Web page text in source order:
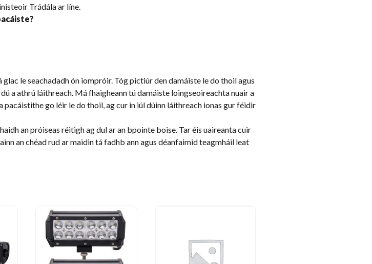
Trádála ar líne.
le seachadadh ón iompróir. Tóg pictiúr den damáiste le do thoil agus
a athrú láithreach. Má fhaigheann tú damáiste loingseoireachta nuair a
pacáistithe go léir le do thoil, ag cur in iúl dúinn láithreach ionas gur féidir
an próiseas réitigh ag dul ar an bpointe boise. Tar éis uaireanta cuir
an chéad rud ar maidin tá fadhb ann agus déanfaimid teagmháil leat